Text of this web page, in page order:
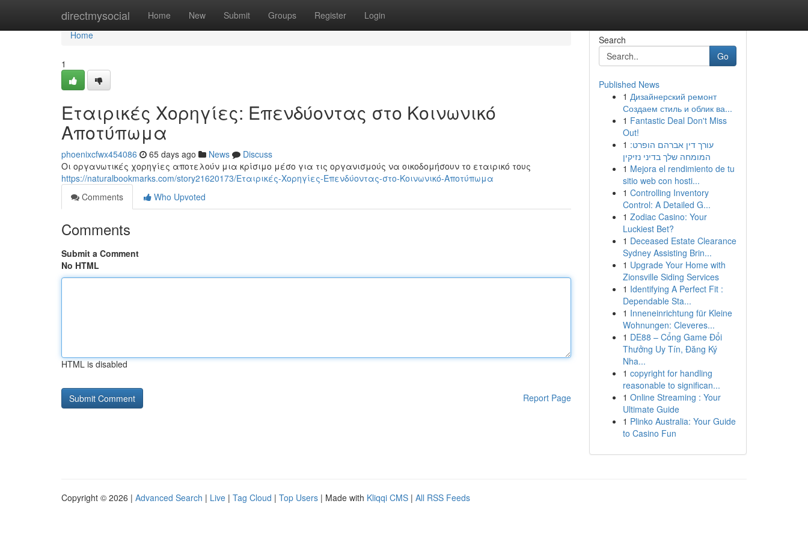
directmysocial Home New Submit Groups Register Login
Home
Home
1
Εταιρικές Χορηγίες: Επενδύοντας στο Κοινωνικό
Αποτύπωμα
phoenixcfwx454086 65 days ago News
Discuss
Οι οργανωτικές χορηγίες αποτελούν μια κρίσιμο μέσο για τις οργανισμούς να οικοδομήσουν το εταιρικό τους
https://naturalbookmarks.com/story21620173/Εταιρικές-Χορηγίες-Επενδύοντας-στο-Κοινωνικό-Αποτύπωμα
Comments
Who Upvoted
Comments
Submit a Comment
No HTML
HTML is disabled
Report Page
Search
Go
Published News
1 Дизайнерский ремонт
Создаем стиль и облик ва...
1 Fantastic Deal Don't Miss
Out!
1 עורך דין אברהם הופרט:
המומחה שלך בדיני נזיקין
1 Mejora el rendimiento de tu
sitio web con hosti...
1 Controlling Inventory
Control: A Detailed G...
1 Zodiac Casino: Your
Luckiest Bet?
1 Deceased Estate Clearance
Sydney Assisting Brin...
1 Upgrade Your Home with
Zionsville Siding Services
1 Identifying A Perfect Fit :
Dependable Sta...
1 Inneneinrichtung für Kleine
Wohnungen: Cleveres...
1 DE88 – Cổng Game Đổi
Thưởng Uy Tín, Đăng Ký
Nha...
1 copyright for handling
reasonable to significan...
1 Online Streaming : Your
Ultimate Guide
1 Plinko Australia: Your Guide
to Casino Fun
Copyright © 2026 | Advanced Search | Live | Tag Cloud | Top Users | Made with Kliqqi CMS | All RSS Feeds